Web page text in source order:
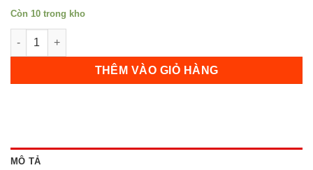
Còn 10 trong kho
Ống Titan Gr1 số lượng
THÊM VÀO GIỎ HÀNG
MÔ TẢ